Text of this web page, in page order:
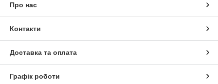
Про нас
Контакти
Доставка та оплата
Графік роботи